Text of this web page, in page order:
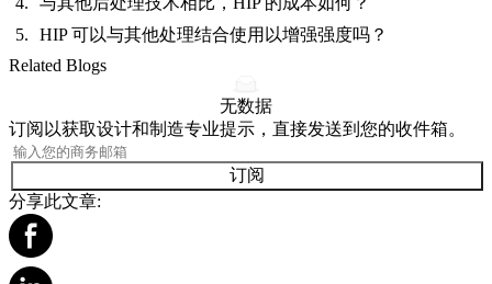
HIP 可以与其他处理结合使用以增强强度吗？
Related Blogs
无数据
订阅以获取设计和制造专业提示，直接发送到您的收件箱。
订阅
分享此文章: